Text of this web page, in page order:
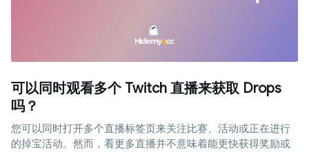
可以同时观看多个 Twitch 直播来获取 Drops
吗？
您可以同时打开多个直播标签页来关注比赛、活动或正在进行
的掉宝活动。然而，看更多直播并不意味着能更快获得奖励或